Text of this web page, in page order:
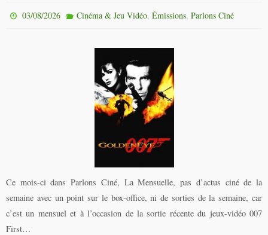
03/08/2026 Cinéma & Jeu Vidéo, Émissions, Parlons Ciné
Ce mois-ci dans Parlons Ciné, La Mensuelle, pas d’actus ciné de la
semaine avec un point sur le box-office, ni de sorties de la semaine, car
c’est un mensuel et à l’occasion de la sortie récente du jeux-vidéo 007
First…